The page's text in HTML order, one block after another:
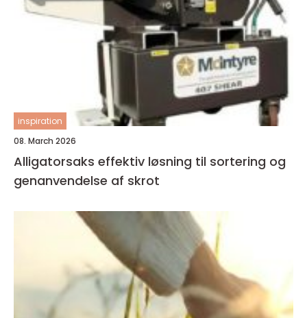
inspiration
08. March 2026
Alligatorsaks effektiv løsning til sortering og
genanvendelse af skrot